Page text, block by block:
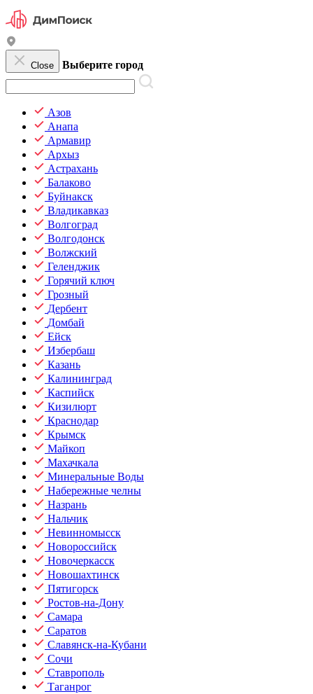
Close Выберите город
Азов
Анапа
Армавир
Архыз
Астрахань
Балаково
Буйнакск
Владикавказ
Волгоград
Волгодонск
Волжский
Геленджик
Горячий ключ
Грозный
Дербент
Домбай
Ейск
Избербаш
Казань
Калининград
Каспийск
Кизилюрт
Краснодар
Крымск
Майкоп
Махачкала
Минеральные Воды
Набережные челны
Назрань
Нальчик
Невинномысск
Новороссийск
Новочеркасск
Новошахтинск
Пятигорск
Ростов-на-Дону
Самара
Саратов
Славянск-на-Кубани
Сочи
Ставрополь
Таганрог